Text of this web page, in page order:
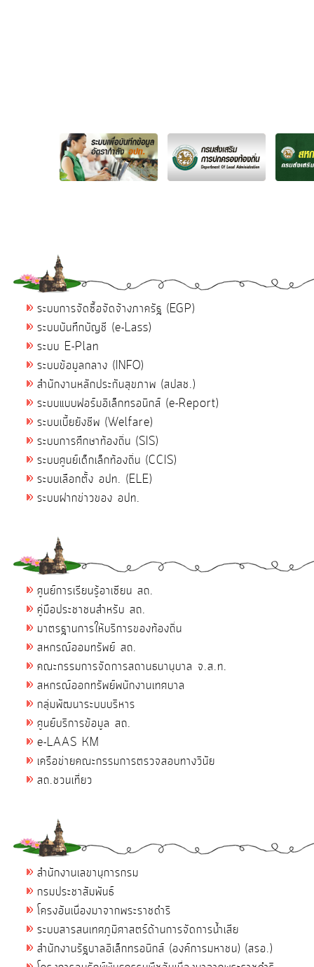
ระบบการจัดซื้อจัดจ้างภาครัฐ (EGP)
ระบบบันทึกบัญชี (e-Lass)
ระบบ E-Plan
ระบบข้อมูลกลาง (INFO)
สำนักงานหลักประกันสุขภาพ (สปสช.)
ระบบแบบฟอร์มอิเล็กทรอนิกส์ (e-Report)
ระบบเบี้ยยังชีพ (Welfare)
ระบบการศึกษาท้องถิ่น (SIS)
ระบบศูนย์เด็กเล็กท้องถิ่น (CCIS)
ระบบเลือกตั้ง อปท. (ELE)
ระบบฝากข่าวของ อปท.
ศูนย์การเรียนรู้อาเซียน สถ.
คู่มือประชาชนสำหรับ สถ.
มาตรฐานการให้บริการของท้องถิ่น
สหกรณ์ออมทรัพย์ สถ.
คณะกรรมการจัดการสถานธนานุบาล จ.ส.ท.
สหกรณ์ออกทรัพย์พนักงานเทศบาล
กลุ่มพัฒนาระบบบริหาร
ศูนย์บริการข้อมูล สถ.
e-LAAS KM
เครือข่ายคณะกรรมการตรวจสอบทางวินัย
สถ.ชวนเที่ยว
สำนักงานเลขานุการกรม
กรมประชาสัมพันธ์
โครงอันเนื่องมาจากพระราชดำริ
ระบบสารสนเทศภูมิศาสตร์ด้านการจัดการน้ำเสีย
สำนักงานรัฐบาลอิเล็กทรอนิกส์ (องค์การมหาชน) (สรอ.)